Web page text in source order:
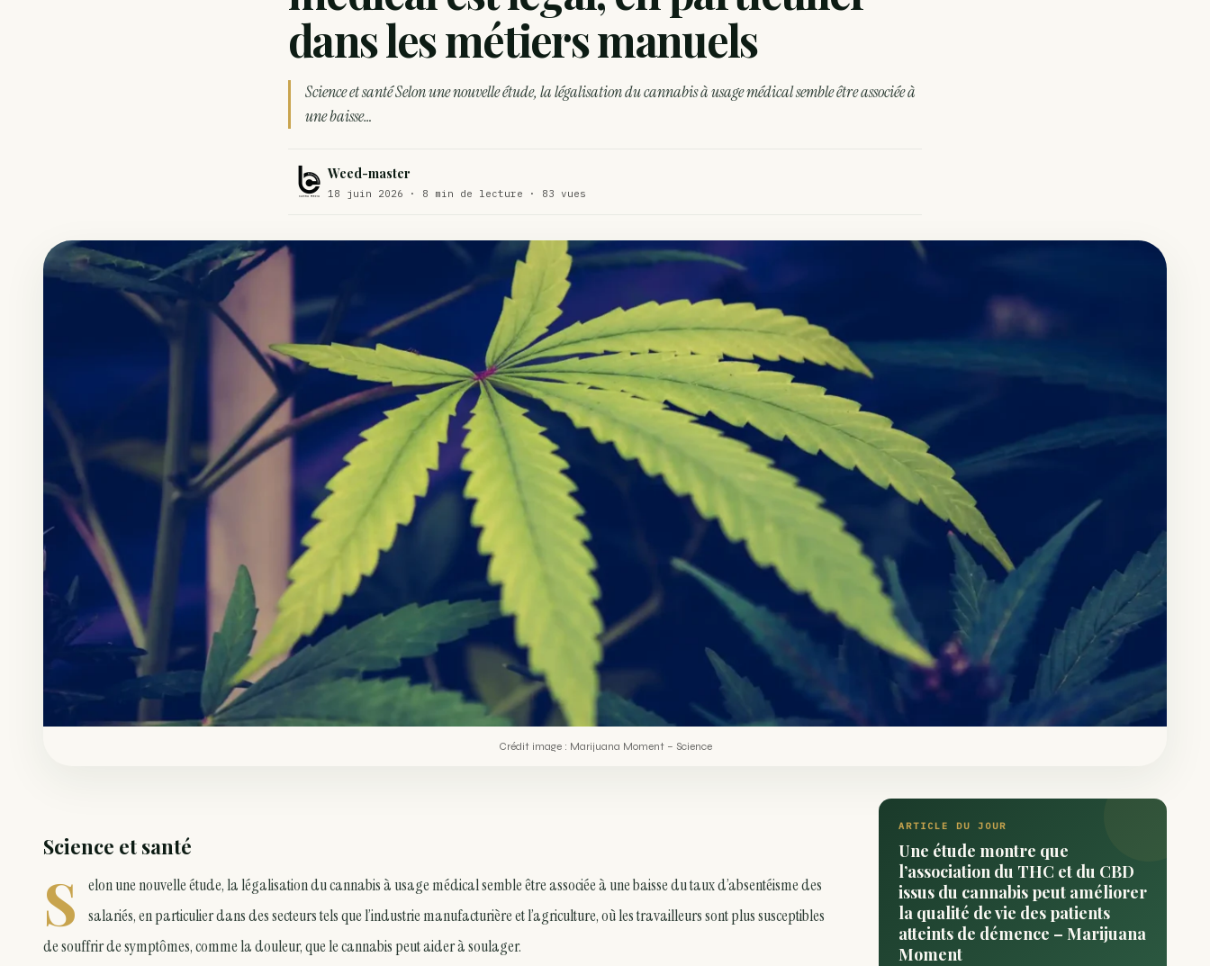
WEED
Étude : L’extrait de cannabis, un traitement efficace contre les maux de dos…
Un fabricant polonais de textiles à base de chanvre suscite une forte… ACTU
dans les métiers manuels
Science et santé Selon une nouvelle étude, la légalisation du cannabis à usage médical semble être associée à
une baisse…
Weed-master
18 juin 2026 · 8 min de lecture · 83 vues
Crédit image : Marijuana Moment – Science
Science et santé
S
elon une nouvelle étude, la légalisation du cannabis à usage médical semble être associée à une baisse du taux d’absentéisme des
salariés, en particulier dans des secteurs tels que l’industrie manufacturière et l’agriculture, où les travailleurs sont plus susceptibles
de souffrir de symptômes, comme la douleur, que le cannabis peut aider à soulager.
ARTICLE DU JOUR
Une étude montre que
l’association du THC et du CBD
issus du cannabis peut améliorer
la qualité de vie des patients
atteints de démence – Marijuana
Moment